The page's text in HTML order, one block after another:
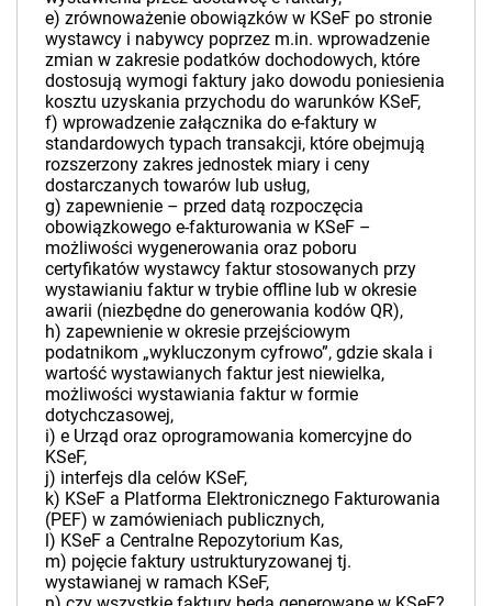
e) zrównoważenie obowiązków w KSeF po stronie
wystawcy i nabywcy poprzez m.in. wprowadzenie
zmian w zakresie podatków dochodowych, które
dostosują wymogi faktury jako dowodu poniesienia
kosztu uzyskania przychodu do warunków KSeF,
f) wprowadzenie załącznika do e-faktury w
standardowych typach transakcji, które obejmują
rozszerzony zakres jednostek miary i ceny
dostarczanych towarów lub usług,
g) zapewnienie – przed datą rozpoczęcia
obowiązkowego e-fakturowania w KSeF –
możliwości wygenerowania oraz poboru
certyfikatów wystawcy faktur stosowanych przy
wystawianiu faktur w trybie offline lub w okresie
awarii (niezbędne do generowania kodów QR),
h) zapewnienie w okresie przejściowym
podatnikom „wykluczonym cyfrowo”, gdzie skala i
wartość wystawianych faktur jest niewielka,
możliwości wystawiania faktur w formie
dotychczasowej,
i) e Urząd oraz oprogramowania komercyjne do
KSeF,
j) interfejs dla celów KSeF,
k) KSeF a Platforma Elektronicznego Fakturowania
(PEF) w zamówieniach publicznych,
l) KSeF a Centralne Repozytorium Kas,
m) pojęcie faktury ustrukturyzowanej tj.
wystawianej w ramach KSeF,